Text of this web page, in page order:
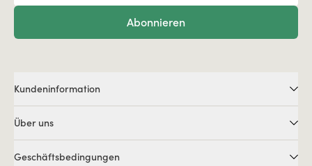
Abonnieren
Kundeninformation
Über uns
Geschäftsbedingungen